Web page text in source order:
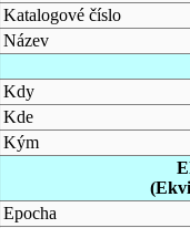
Katalogové číslo
Název
Kdy
Kde
Kým
Epocha